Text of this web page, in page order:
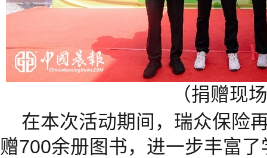
（捐赠现
在本次活动期间，瑞众保险
赠700余册图书，进一步丰富